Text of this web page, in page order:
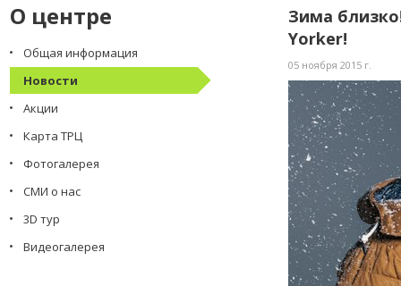
О центре
Общая информация
Новости
Акции
Карта ТРЦ
Фотогалерея
СМИ о нас
3D тур
Видеогалерея
Зима
Yorker!
05 ноября 2015 г.